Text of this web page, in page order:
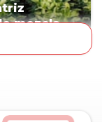
mezcla